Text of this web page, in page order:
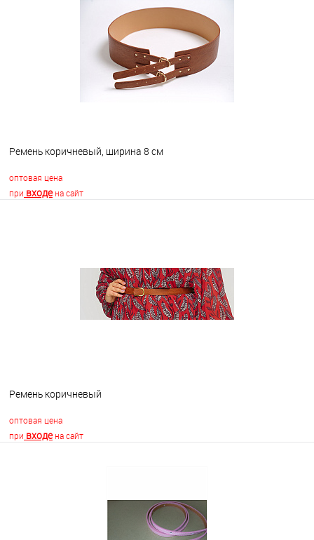
В наличии
Ремень коричневый, ширина 8 см
оптовая цена
при входена сайт
В наличии
Ремень коричневый
оптовая цена
при входена сайт
Недоступно